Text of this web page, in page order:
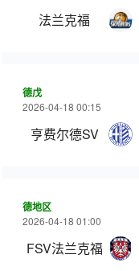
法兰克福
德戊
2026-04-18 00:15
亨费尔德SV
德地区
2026-04-18 01:00
FSV法兰克福